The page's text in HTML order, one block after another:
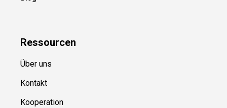
Ressourcen
Über uns
Kontakt
Kooperation